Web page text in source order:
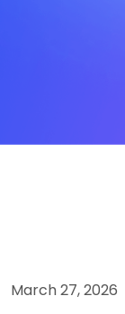
March 27, 2026